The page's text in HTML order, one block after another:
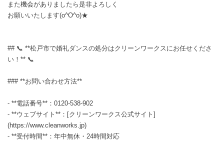
また機会がありましたら是非よろしく
お願いいたします(o^O^o)★
## 📞 **松戸市で婚礼ダンスの処分はクリーンワークスにお任せくださ
い！** 📞
### **お問い合わせ方法**
- **電話番号**：0120-538-902
- **ウェブサイト**：[クリーンワークス公式サイト]
(https://www.cleanworks.jp)
- **受付時間**：年中無休・24時間対応